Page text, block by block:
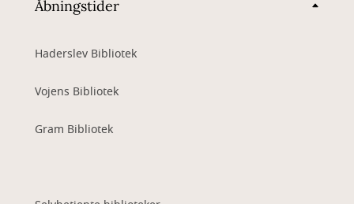
Åbningstider
Haderslev Bibliotek
Vojens Bibliotek
Gram Bibliotek